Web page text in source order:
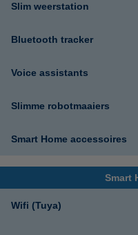
Slim weerstation
Bluetooth tracker
Voice assistants
Slimme robotmaaiers
Smart Home accessoires
Smart
Wifi (Tuya)